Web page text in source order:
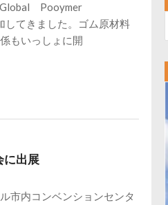
Global Pooymer
てきました。ゴム原材料
もいっしょに開
に出展
市内コンベンションセンタ